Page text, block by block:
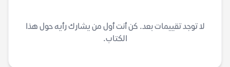
لا توجد تقييمات بعد. كن أنت أول من يشارك رأيه حول هذا
الكتاب.